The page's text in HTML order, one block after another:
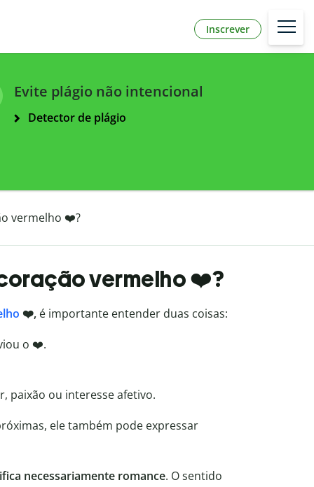
Inscrever
Evite plágio não intencional
Detector de plágio
vermelho ❤️?
vermelho ❤️?
❤️, é importante entender duas coisas:
o ❤️.
paixão ou interesse afetivo.
ele também pode expressar
necessariamente romance. O sentido